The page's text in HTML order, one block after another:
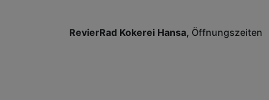
RevierRad Kokerei Hansa Öffnungszeiten